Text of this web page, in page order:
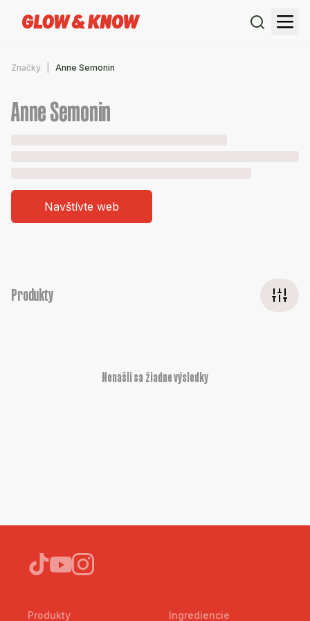
Značky Anne Semonin
Anne Semonin
Navštívte web
Produkty
Nenašli sa žiadne výsledky
Produkty Ingrediencie